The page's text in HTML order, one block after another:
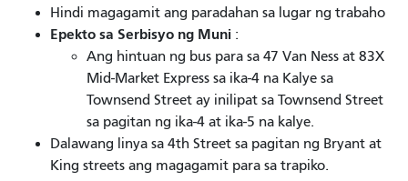
Hindi magagamit ang paradahan sa lugar ng trabaho
Epekto sa Serbisyo ng Muni :
Ang hintuan ng bus para sa 47 Van Ness at 83X
Mid-Market Express sa ika-4 na Kalye sa
Townsend Street ay inilipat sa Townsend Street
sa pagitan ng ika-4 at ika-5 na kalye.
Dalawang linya sa 4th Street sa pagitan ng Bryant at
King streets ang magagamit para sa trapiko.